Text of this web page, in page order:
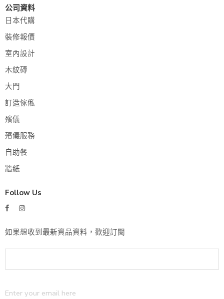
公司資料
日本代購
裝修報價
室內設計
木紋磚
大門
訂造傢俬
殯儀
殯儀服務
自助餐
牆紙
Follow Us
如果想收到最新資品資料，歡迎訂閱